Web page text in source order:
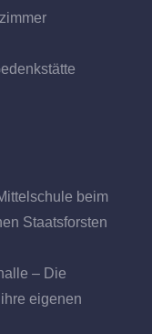
beim
Staatsforsten
– Die
eigenen